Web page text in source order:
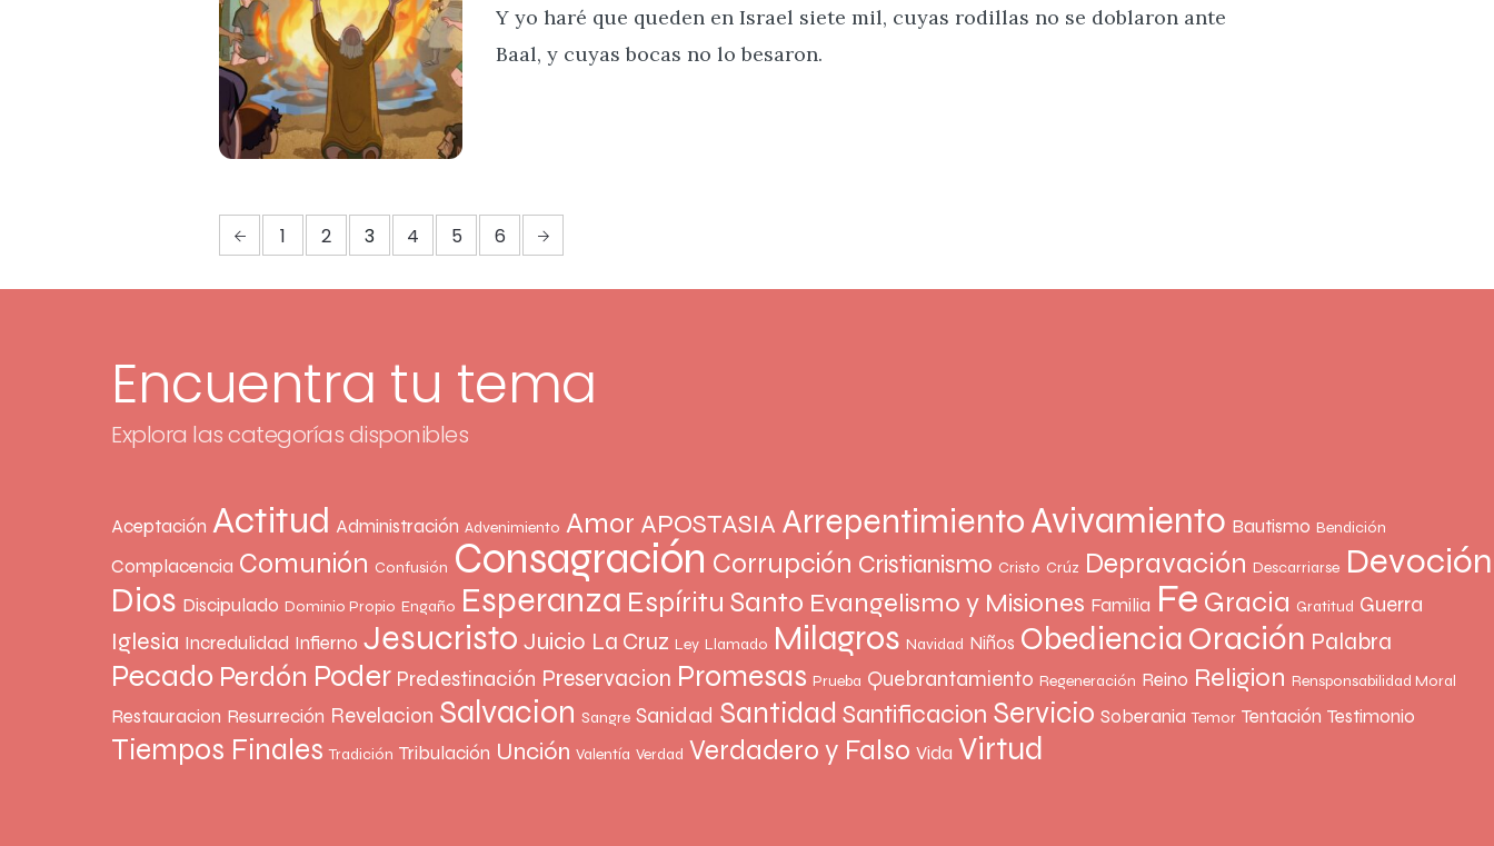
Y yo haré que queden en Israel siete mil, cuyas rodillas no se doblaron ante
Baal, y cuyas bocas no lo besaron.
1 2 3 4 5 6
Encuentra tu tema
Explora las categorías disponibles
Aceptación Actitud Administración Advenimiento Amor APOSTASIA ArrepentimientoAvivamiento Bautismo Bendición
Complacencia Comunión Confusión Consagración Corrupción Cristianismo Cristo Crúz Depravación Descarriarse Devoción
Dios Discipulado Dominio Propio Engaño Esperanza Espíritu Santo Evangelismo y Misiones Familia Fe Gracia Gratitud Guerra
Iglesia Incredulidad Infierno Jesucristo Juicio La Cruz Ley Llamado Milagros Navidad Niños Obediencia Oración Palabra
Pecado Perdón Poder Predestinación Preservacion Promesas Prueba Quebrantamiento Regeneración Reino Religion Rensponsabilidad Moral
Restauracion Resurreción Revelacion Salvacion Sangre Sanidad Santidad Santificacion Servicio Soberania Temor Tentación Testimonio
Tiempos Finales Tradición Tribulación Unción Valentía Verdad Verdadero y Falso Vida Virtud